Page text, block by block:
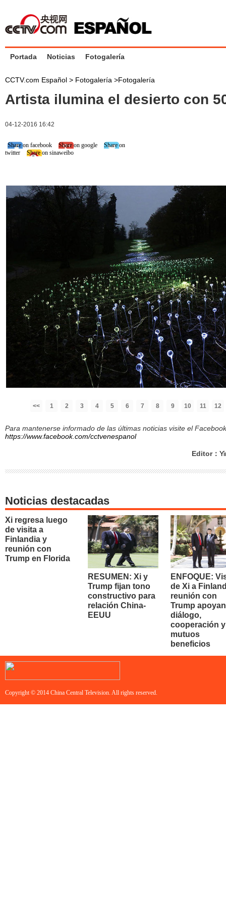
Portada Noticias Fotogalería
CCTV.com Español > Fotogalería >Fotogalería
Artista ilumina el desierto con
04-12-2016 16:42
Share on facebook Share on google
Share on
twitter
Share on sinaweibo
<< 1 2 3 4 5 6 7 8 9 10 11 12
Para mantenerse informado de las últimas noticias visite el
https://www.facebook.com/cctvenespanol
Editor：
Noticias destacadas
Xi regresa luego
de visita a
Finlandia y
reunión con
Trump en Florida
RESUMEN: Xi y
Trump fijan tono
constructivo para
relación China-
EEUU
ENFOQUE:
de Xi a
reunión con
Trump apoyan
diálogo,
cooperación y
mutuos
beneficios
Copyright © 2014 China Central Television. All rights reserved.